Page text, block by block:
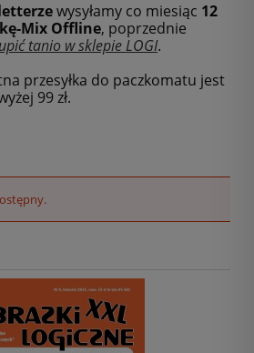
wysyłamy co miesiąc 12
Mix Offline, poprzednie
tanio w sklepie LOGI.
przesyłka do paczkomatu jest
99 zł.